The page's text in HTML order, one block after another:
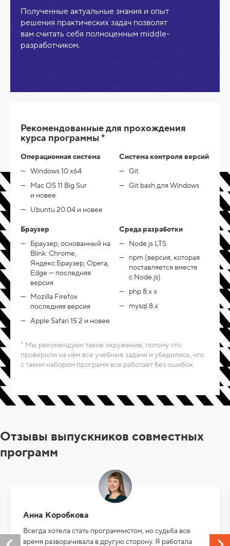
Полученные актуальные знания и опыт
решения практических задач позволят
вам считать себя полноценным middle-
разработчиком.
Рекомендованные для прохождения
курса программы *
Операционная система
Windows 10 x64
Mac OS 11 Big Sur
и новее
Ubuntu 20.04 и новее
Браузер
Браузер, основанный на
Blink: Chrome,
Яндекс.Браузер, Opera,
Edge — последняя
версия
Mozilla Firefox
последняя версия
Apple Safari 15.2 и новее
Система контроля версий
Git
Git bash для Windows
Среда разработки
Node.js LTS
npm (версия, которая
поставляется вместе
с Node.js)
php 8.x.x
mysql 8.x
* Мы рекомендуем такое окружение, потому что
проверили на нём все учебные задачи и убедились, что
с таким набором программ всё работает без ошибок.
Отзывы выпускников совместных
программ
Анна Коробкова
Всегда хотела стать программистом, но судьба все
время разворачивала в другую сторону. Я работала